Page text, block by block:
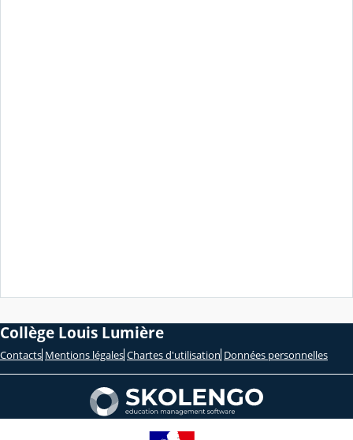
Collège Louis Lumière
Contacts Mentions légales Chartes d'utilisation Données personnelles